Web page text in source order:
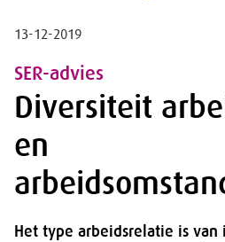
13-12-2019
SER-advies
Diversiteit
en
Het type arbeidsrelatie is